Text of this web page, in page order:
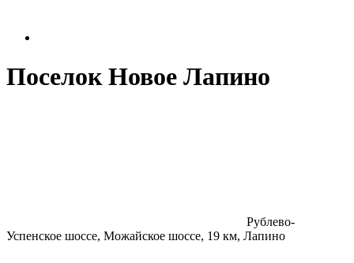
Поселок Новое Лапино
Рублево-
Успенское шоссе, Можайское шоссе, 19 км, Лапино